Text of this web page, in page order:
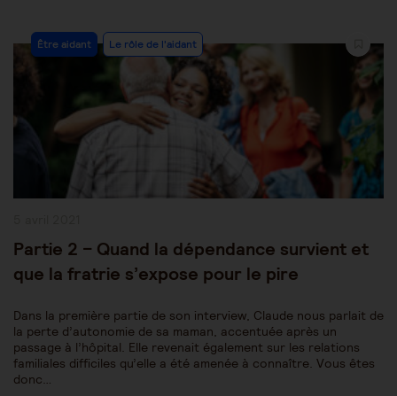
Post
Category:
Être aidant Le rôle de l'aidant
Partie 2 – Quand la dépendance survient et
que la fratrie s’expose pour le pire
Dans la première partie de son interview, Claude nous parlait de
la perte d’autonomie de sa maman, accentuée après un
passage à l’hôpital. Elle revenait également sur les relations
familiales difficiles qu’elle a été amenée à connaître. Vous êtes
donc…